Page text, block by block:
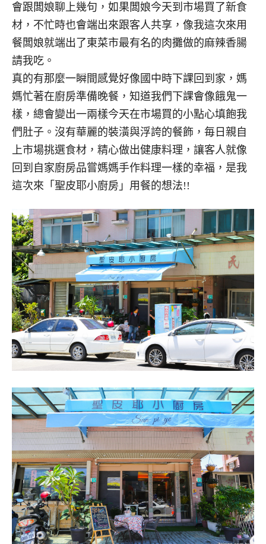
會跟闆娘聊上幾句，如果闆娘今天到市場買了新食
材，不忙時也會端出來跟客人共享，像我這次來用
餐闆娘就端出了東菜市最有名的肉攤做的麻辣香腸
請我吃。
真的有那麼一瞬間感覺好像國中時下課回到家，媽
媽忙著在廚房準備晚餐，知道我們下課會像餓鬼一
樣，總會變出一兩樣今天在市場買的小點心填飽我
們肚子。沒有華麗的裝潢與浮誇的餐飾，毎日親自
上市場挑選食材，精心做出健康料理，讓客人就像
回到自家廚房品嘗媽媽手作料理一樣的幸福，是我
這次來「聖皮耶小廚房」用餐的想法!!